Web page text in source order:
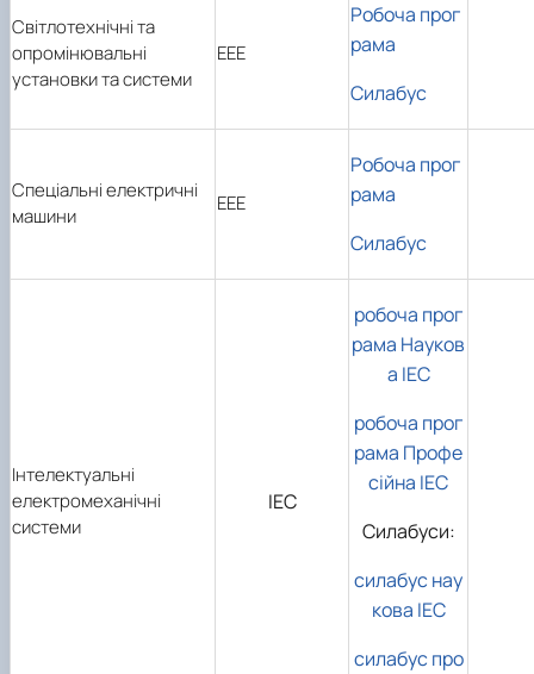
Світлотехнічні та
опромінювальні
установки та системи
ЕЕЕ
Робоча прог
рама
Силабус
Спеціальні електричні
машини
ЕЕЕ
Робоча прог
рама
Силабус
Інтелектуальні
електромеханічні
системи
ІЕС
робоча прог
рама Науков
а ІЕС
робоча прог
рама Профе
сійна ІЕС
Силабуси:
силабус нау
кова ІЕС
силабус про